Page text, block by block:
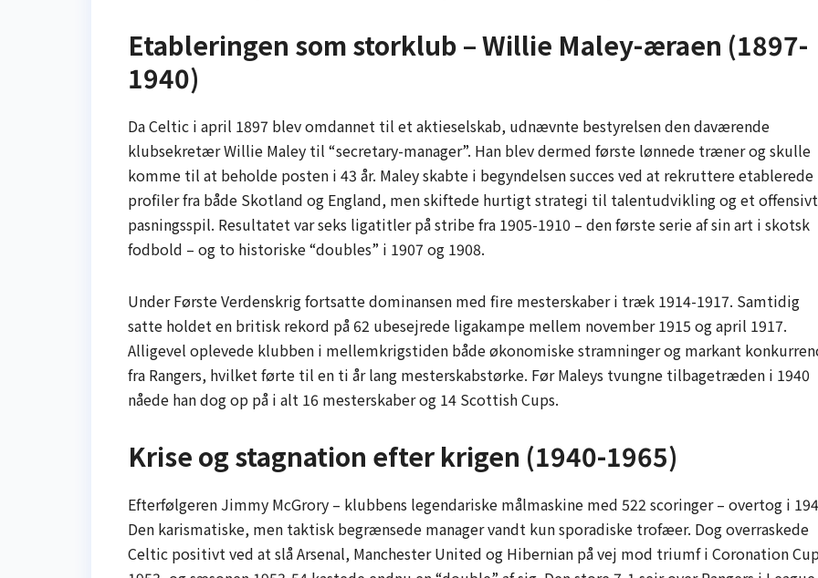
Etableringen som storklub – Willie Maley-æraen (1897-
1940)
Da Celtic i april 1897 blev omdannet til et aktieselskab, udnævnte bestyrelsen den daværende
klubsekretær Willie Maley til “secretary-manager”. Han blev dermed første lønnede træner og skulle
komme til at beholde posten i 43 år. Maley skabte i begyndelsen succes ved at rekruttere etablerede
profiler fra både Skotland og England, men skiftede hurtigt strategi til talentudvikling og et offensivt
pasningsspil. Resultatet var seks ligatitler på stribe fra 1905-1910 – den første serie af sin art i skotsk
fodbold – og to historiske “doubles” i 1907 og 1908.
Under Første Verdenskrig fortsatte dominansen med fire mesterskaber i træk 1914-1917. Samtidig
satte holdet en britisk rekord på 62 ubesejrede ligakampe mellem november 1915 og april 1917.
Alligevel oplevede klubben i mellemkrigstiden både økonomiske stramninger og markant
fra Rangers, hvilket førte til en ti år lang mesterskabstørke. Før Maleys tvungne tilbagetræden i 1940
nåede han dog op på i alt 16 mesterskaber og 14 Scottish Cups.
Krise og stagnation efter krigen (1940-1965)
Efterfølgeren Jimmy McGrory – klubbens legendariske målmaskine med 522 scoringer – overtog i
Den karismatiske, men taktisk begrænsede manager vandt kun sporadiske trofæer. Dog overraskede
Celtic positivt ved at slå Arsenal, Manchester United og Hibernian på vej mod triumf i Coronation